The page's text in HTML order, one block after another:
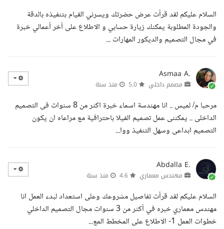
السلام عليكم لقد قرأت عرض حضرتك ويسرني القيام بتنفيذه بالدقة
والجودة المطلوبة يمكنك زيارة حسابي و الاطلاع على أخر أعمالي خبرة
في مجال التصميم والديكور المهارات ...
Asmaa A.
مصمم داخلي منذ سنة
مرحبا م/ لميس .. انا مهندسة اسماء خبرة اكثر من 8 سنوات فى التصميم
الداخلى .. يمكننى عمل تصميم الفيلا باحترافية مع مراعاه ان يكون
التصميم ابداعى وسهل التنفيذ ووا...
Abdalla E.
مهندس معماري منذ سنة
السلام عليكم لقد قرأت تفاصيل مشروعك وعلى استعداد لبدء العمل انا
مهندس معماري خبره في أكثر من 3 سنوات مجال التصميم الداخلي
خطوات العمل 1- الاطلاع على المخطط المع...